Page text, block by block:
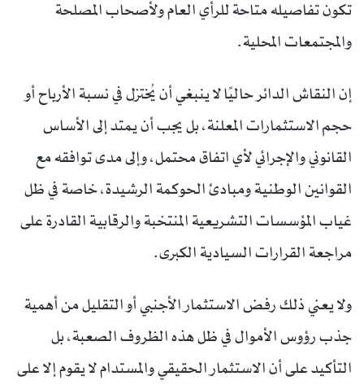
تكون تفاصيله متاحة للرأي العام ولأصحاب المصلحة
والمجتمعات المحلية.
إن النقاش الدائر حاليًا لا ينبغي أن يُختزل في نسبة الأرباح أو
حجم الاستثمارات المعلنة، بل يجب أن يمتد إلى الأساس
القانوني والإجرائي لأي اتفاق محتمل، وإلى مدى توافقه مع
القوانين الوطنية ومبادئ الحوكمة الرشيدة، خاصة في ظل
غياب المؤسسات التشريعية المنتخبة والرقابية القادرة على
مراجعة القرارات السيادية الكبرى.
ولا يعني ذلك رفض الاستثمار الأجنبي أو التقليل من أهمية
جذب رؤوس الأموال في ظل هذه الظروف الصعبة، بل
التأكيد على أن الاستثمار الحقيقي والمستدام لا يقوم إلا على